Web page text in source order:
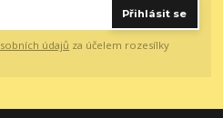
Přihlásit se
údajů za účelem rozesílky